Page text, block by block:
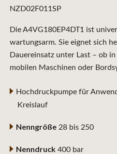
Die A4VG180EP4DT1 ist
wartungsarm. Sie eignet sich
Dauereinsatz unter Last – ob
mobilen Maschinen oder
Hochdruckpumpe für
Kreislauf
Nenngröße 28 bis 250
Nenndruck 400 bar
NZD02F011SP